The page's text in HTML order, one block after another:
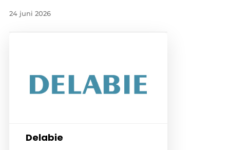
24 juni 2026
Delabie